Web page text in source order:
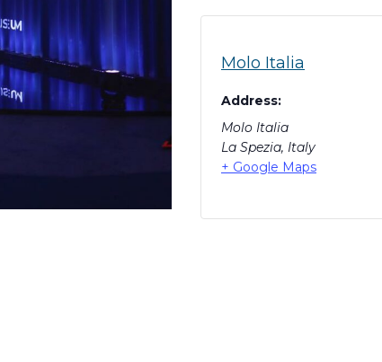
Molo Italia
Address:
Molo Italia
La Spezia, Italy
+ Google Maps